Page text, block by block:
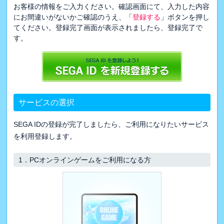
お客様の情報をご入力ください。確認画面にて、入力した内容
にお間違いがないかご確認のうえ、「登録する 」ボタンを押し
てください。登録完了画面が表示されましたら、登録完了で
す。
サービスの選択
SEGA IDの登録が完了しましたら、ご利用になりたいサービス
を利用登録します。
1． PCオンラインゲームをご利用になる方